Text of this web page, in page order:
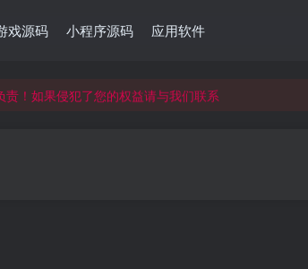
戏源码 小程序源码 应用软件
！如果侵犯了您的权益请与我们联系
！如果侵犯了您的权益请与我们联系